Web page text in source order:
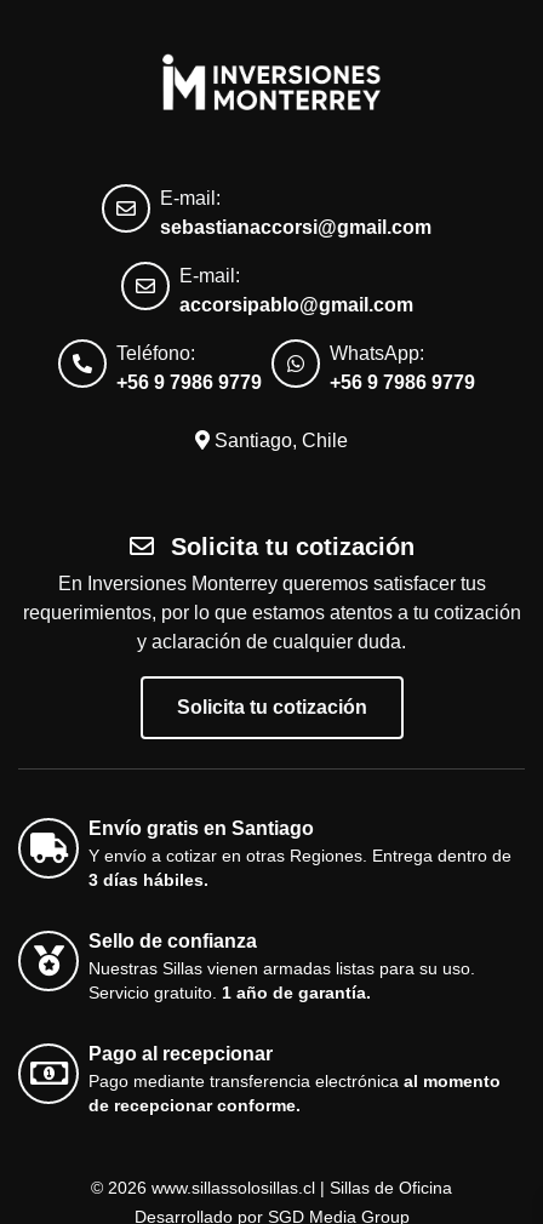
E-mail:
sebastianaccorsi@gmail.com
E-mail:
accorsipablo@gmail.com
Teléfono:
+56 9 7986 9779
WhatsApp:
+56 9 7986 9779
Santiago, Chile
Solicita tu cotización
En Inversiones Monterrey queremos satisfacer tus
requerimientos, por lo que estamos atentos a tu cotización
y aclaración de cualquier duda.
Solicita tu cotización
Envío gratis en Santiago
Y envío a cotizar en otras Regiones. Entrega dentro de
3 días hábiles.
Sello de confianza
Nuestras Sillas vienen armadas listas para su uso.
Servicio gratuito. 1 año de garantía.
Pago al recepcionar
Pago mediante transferencia electrónica al momento
de recepcionar conforme.
© 2026 www.sillassolosillas.cl | Sillas de Oficina
Desarrollado por SGD Media Group